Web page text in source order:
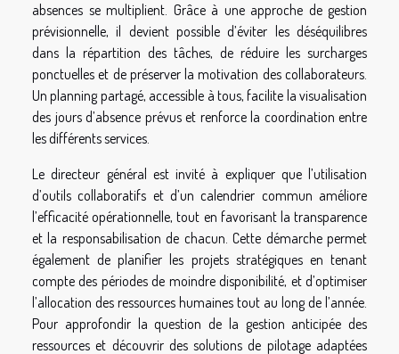
absences se multiplient. Grâce à une approche de gestion
prévisionnelle, il devient possible d’éviter les déséquilibres
dans la répartition des tâches, de réduire les surcharges
ponctuelles et de préserver la motivation des collaborateurs.
Un planning partagé, accessible à tous, facilite la visualisation
des jours d’absence prévus et renforce la coordination entre
les différents services.
Le directeur général est invité à expliquer que l’utilisation
d’outils collaboratifs et d’un calendrier commun améliore
l’efficacité opérationnelle, tout en favorisant la transparence
et la responsabilisation de chacun. Cette démarche permet
également de planifier les projets stratégiques en tenant
compte des périodes de moindre disponibilité, et d’optimiser
l’allocation des ressources humaines tout au long de l’année.
Pour approfondir la question de la gestion anticipée des
ressources et découvrir des solutions de pilotage adaptées